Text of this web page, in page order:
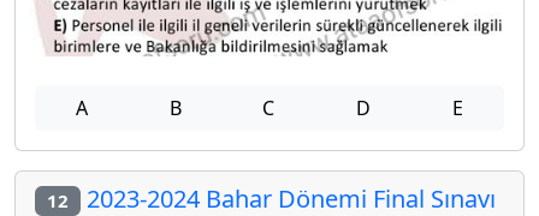
A B C D E
12 2023-2024 Bahar Dönemi Final Sınavı